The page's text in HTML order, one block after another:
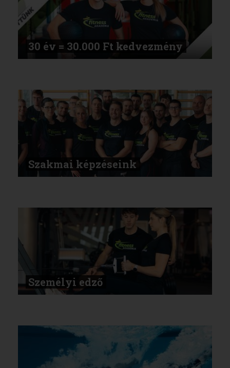
30 év = 30.000 Ft kedvezmény
Szakmai képzéseink
Személyi edző